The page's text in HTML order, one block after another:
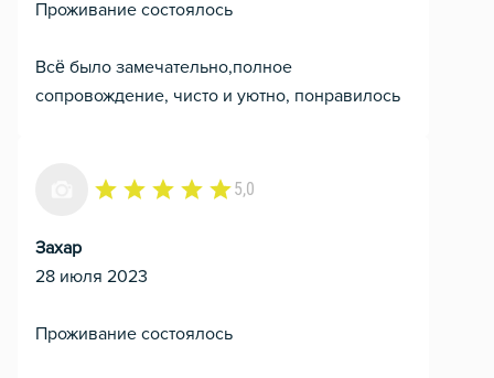
Проживание состоялось
Всё было замечательно,полное
сопровождение, чисто и уютно, понравилось
5,0
Захар
28 июля 2023
Проживание состоялось